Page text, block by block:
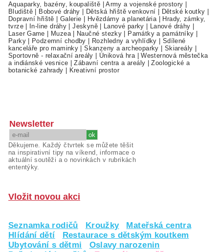
Aquaparky, bazény, koupaliště |Army a vojenské prostory
Bludiště
Bobové dráhy Dětská hřiště venkovní Dětské koutky
Dopravní hřiště
Galerie Hvězdárny a planetária|
Hrady, zámky,
tvrze| In-line dráhy |Jeskyně| Lanové parky Lanové dráhy
Laser Game
Muzea| Naučné stezky Památky a památníky
Parky| Podzemní chodby Rozhledny a vyhlídky
Sdílené
kanceláře pro maminky |Skanzeny a archeoparky Skiareály
Sportovně - relaxační areály
Úniková hra|Westernová městečka
a indiánské vesnice |Zábavní centra a areály |Zoologické a
botanické zahrady
Kreativní prostor
Newsletter
Děkujeme. Každý čtvrtek se můžete těšit
na inspirativní tipy na víkend, informace o
aktuální soutěži a o novinkách v rubrikách
ententýky.
Vložit novou akci
Seznamka rodičů Kroužky
Mateřská centra
Hlídání dětí
Restaurace s dětským koutkem
Ubytování s dětmi
Oslavy narozenin